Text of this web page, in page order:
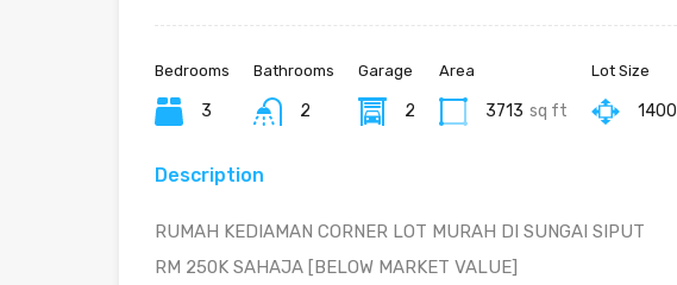
Bedrooms
3
Bathrooms
2
Garage
2
Area
3713 sq ft
Lot Size
1400
Description
RUMAH KEDIAMAN CORNER LOT MURAH DI SUNGAI SIPUT
RM 250K SAHAJA [BELOW MARKET VALUE]